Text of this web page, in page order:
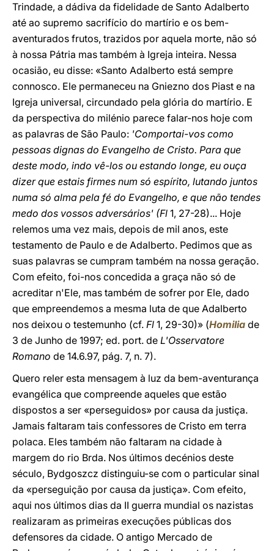
Trindade, a dádiva da fidelidade de Santo Adalberto
até ao supremo sacrifício do martírio e os bem-
aventurados frutos, trazidos por aquela morte, não só
à nossa Pátria mas também à Igreja inteira. Nessa
ocasião, eu disse: «Santo Adalberto está sempre
connosco. Ele permaneceu na Gniezno dos Piast e na
Igreja universal, circundado pela glória do martírio. E
da perspectiva do milénio parece falar-nos hoje com
as palavras de São Paulo: 'Comportai-vos como
pessoas dignas do Evangelho de Cristo. Para que
deste modo, indo vê-los ou estando longe, eu ouça
dizer que estais firmes num só espírito, lutando juntos
numa só alma pela fé do Evangelho, e que não tendes
medo dos vossos adversários' (Fl 1, 27-28)... Hoje
relemos uma vez mais, depois de mil anos, este
testamento de Paulo e de Adalberto. Pedimos que as
suas palavras se cumpram também na nossa geração.
Com efeito, foi-nos concedida a graça não só de
acreditar n'Ele, mas também de sofrer por Ele, dado
que empreendemos a mesma luta de que Adalberto
nos deixou o testemunho (cf. Fl 1, 29-30)» (Homilia de
3 de Junho de 1997; ed. port. de L'Osservatore
Romano de 14.6.97, pág. 7, n. 7).
Quero reler esta mensagem à luz da bem-aventurança
evangélica que compreende aqueles que estão
dispostos a ser «perseguidos» por causa da justiça.
Jamais faltaram tais confessores de Cristo em terra
polaca. Eles também não faltaram na cidade à
margem do rio Brda. Nos últimos decénios deste
século, Bydgoszcz distinguiu-se com o particular sinal
da «perseguição por causa da justiça». Com efeito,
aqui nos últimos dias da II guerra mundial os nazistas
realizaram as primeiras execuções públicas dos
defensores da cidade. O antigo Mercado de